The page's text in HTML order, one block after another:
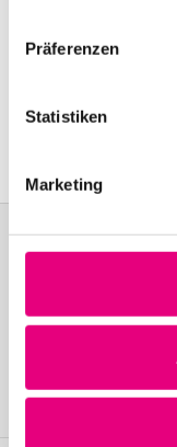
Präferenzen
Statistiken
Marketing
Become a member